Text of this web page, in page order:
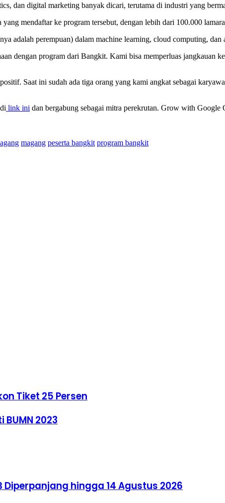
dan digital marketing banyak dicari, terutama di industri yang
mendaftar ke program tersebut, dengan lebih dari 100.000
adalah perempuan) dalam machine learning, cloud computing, dan
dengan program dari Bangkit. Kami bisa memperluas jangkauan
Saat ini sudah ada tiga orang yang kami angkat sebagai
link ini dan bergabung sebagai mitra perekrutan. Grow with
magang peserta bangkit program bangkit
Tiket 25 Persen
2023
hingga 14 Agustus 2026